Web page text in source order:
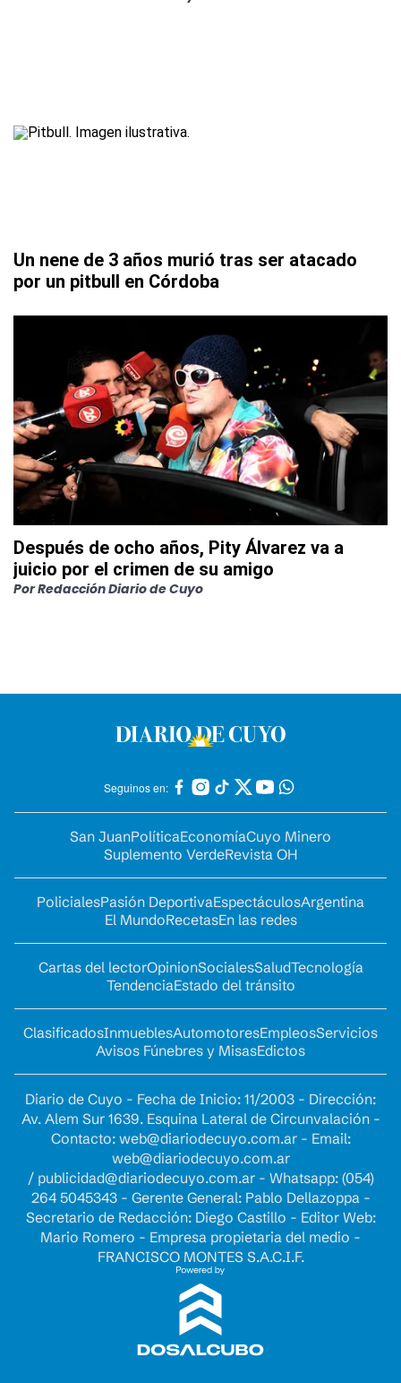
Un nene de 3 años murió tras ser atacado
por un pitbull en Córdoba
Después de ocho años, Pity Álvarez va a
juicio por el crimen de su amigo
PorRedacción Diario de Cuyo
Seguinos en:
San JuanPolíticaEconomíaCuyo Minero
Suplemento VerdeRevista OH
PolicialesPasión DeportivaEspectáculosArgentina
El MundoRecetasEn las redes
Cartas del lectorOpinionSocialesSaludTecnología
TendenciaEstado del tránsito
ClasificadosInmueblesAutomotoresEmpleosServicios
Avisos Fúnebres y MisasEdictos
Diario de Cuyo - Fecha de Inicio: 11/2003 - Dirección:
Av. Alem Sur 1639. Esquina Lateral de Circunvalación -
Contacto: web@diariodecuyo.com.ar- Email:
web@diariodecuyo.com.ar
/ publicidad@diariodecuyo.com.ar- Whatsapp: (054)
264 5045343 - Gerente General: Pablo Dellazoppa -
Secretario de Redacción: Diego Castillo - Editor Web:
Mario Romero - Empresa propietaria del medio -
FRANCISCO MONTES S.A.C.I.F.